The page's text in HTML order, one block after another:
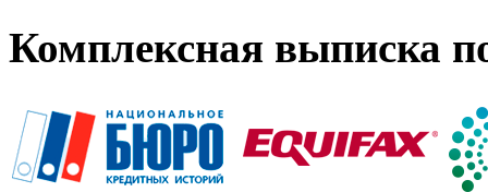
Комплексная выписка